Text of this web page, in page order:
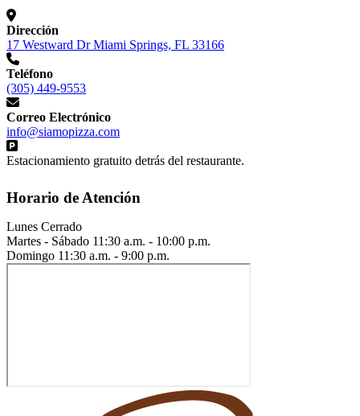
Dirección
17 Westward Dr Miami Springs, FL 33166
Teléfono
(305) 449-9553
Correo Electrónico
info@siamopizza.com
Estacionamiento gratuito detrás del restaurante.
Horario de Atención
Lunes Cerrado
Martes - Sábado 11:30 a.m. - 10:00 p.m.
Domingo 11:30 a.m. - 9:00 p.m.